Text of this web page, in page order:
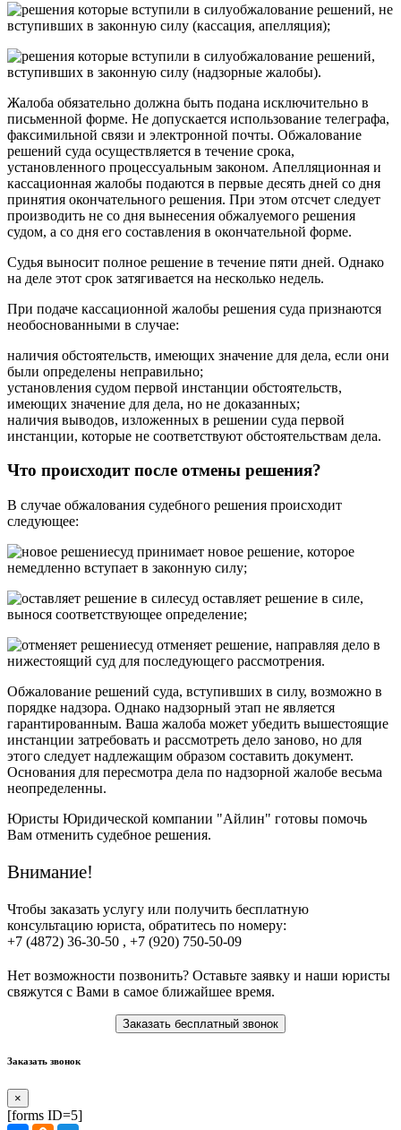
обжалование решений, не
вступивших в законную силу (кассация, апелляция);
обжалование решений,
вступивших в законную силу (надзорные жалобы).
Жалоба обязательно должна быть подана исключительно в
письменной форме. Не допускается использование телеграфа,
факсимильной связи и электронной почты. Обжалование
решений суда осуществляется в течение срока,
установленного процессуальным законом. Апелляционная и
кассационная жалобы подаются в первые десять дней со дня
принятия окончательного решения. При этом отсчет следует
производить не со дня вынесения обжалуемого решения
судом, а со дня его составления в окончательной форме.
Судья выносит полное решение в течение пяти дней. Однако
на деле этот срок затягивается на несколько недель.
При подаче кассационной жалобы решения суда признаются
необоснованными в случае:
наличия обстоятельств, имеющих значение для дела, если они
были определены неправильно;
установления судом первой инстанции обстоятельств,
имеющих значение для дела, но не доказанных;
наличия выводов, изложенных в решении суда первой
инстанции, которые не соответствуют обстоятельствам дела.
Что происходит после отмены решения?
В случае обжалования судебного решения происходит
следующее:
суд принимает новое решение, которое
немедленно вступает в законную силу;
суд оставляет решение в силе,
вынося соответствующее определение;
суд отменяет решение, направляя дело в
нижестоящий суд для последующего рассмотрения.
Обжалование решений суда, вступивших в силу, возможно в
порядке надзора. Однако надзорный этап не является
гарантированным. Ваша жалоба может убедить вышестоящие
инстанции затребовать и рассмотреть дело заново, но для
этого следует надлежащим образом составить документ.
Основания для пересмотра дела по надзорной жалобе весьма
неопределенны.
Юристы Юридической компании "Айлин" готовы помочь
Вам отменить судебное решения.
Внимание!
Чтобы заказать услугу или получить бесплатную
консультацию юриста, обратитесь по номеру:
+7 (4872) 36-30-50 , +7 (920) 750-50-09
Нет возможности позвонить? Оставьте заявку и наши юристы
свяжутся с Вами в самое ближайшее время.
Заказать бесплатный звонок
Заказать звонок
×
[forms ID=5]